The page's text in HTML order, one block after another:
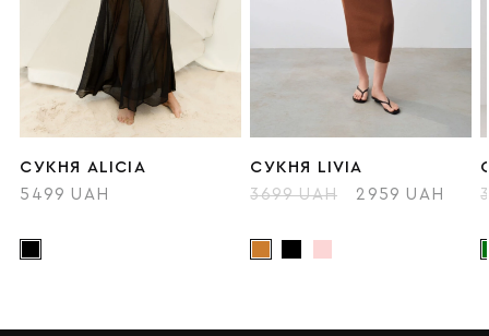
СУКНЯ ALICIA
5499 UAH
СУКНЯ LIVIA
3699 UAH
2959 UAH